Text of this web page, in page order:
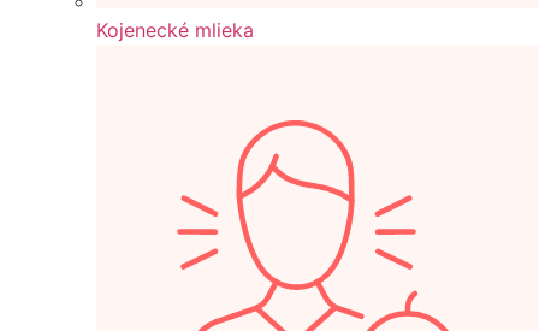
Kojenecké mlieka